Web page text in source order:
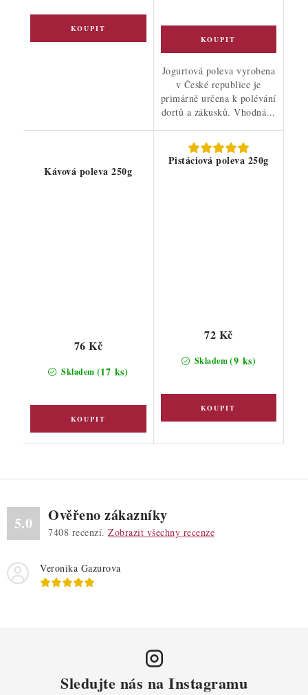
Jogurtová poleva vyrobena
v České republice je
primárně určena k polévání
dortů a zákusků. Vhodná...
Kávová poleva 250g
Skladem (17 ks)
76 Kč
Pistáciová poleva 250g
Skladem(9 ks)
72 Kč
5.0 Ověřeno zákazníky
7408 recenzí. Zobrazit všechny recenze
Veronika Gazurova
Sledujte nás na Instagramu